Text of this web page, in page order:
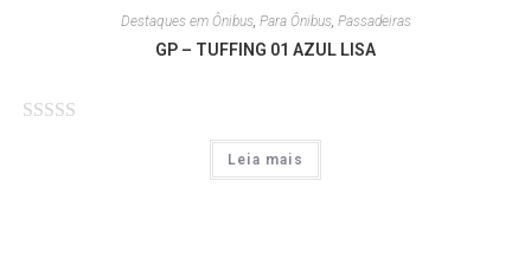
ã
Destaques em Ônibus, Para Ônibus, Passadeiras
GP – TUFFING 01 AZUL LISA
Leia mais